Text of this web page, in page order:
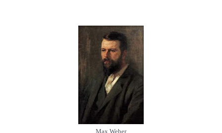
Max Weber